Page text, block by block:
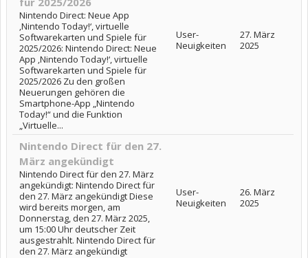
Nintendo Direct: Neue App
‚Nintendo Today!‘, virtuelle
Softwarekarten und Spiele für
2025/2026: Nintendo Direct: Neue
App ‚Nintendo Today!‘, virtuelle
Softwarekarten und Spiele für
2025/2026 Zu den großen
Neuerungen gehören die
Smartphone-App „Nintendo
Today!“ und die Funktion
„Virtuelle...
User-
Neuigkeiten
27. März
2025
Nintendo Direct für den 27.
März angekündigt
Nintendo Direct für den 27. März
angekündigt: Nintendo Direct für
den 27. März angekündigt Diese
wird bereits morgen, am
Donnerstag, den 27. März 2025,
um 15:00 Uhr deutscher Zeit
ausgestrahlt. Nintendo Direct für
den 27. März angekündigt
User-
Neuigkeiten
26. März
2025